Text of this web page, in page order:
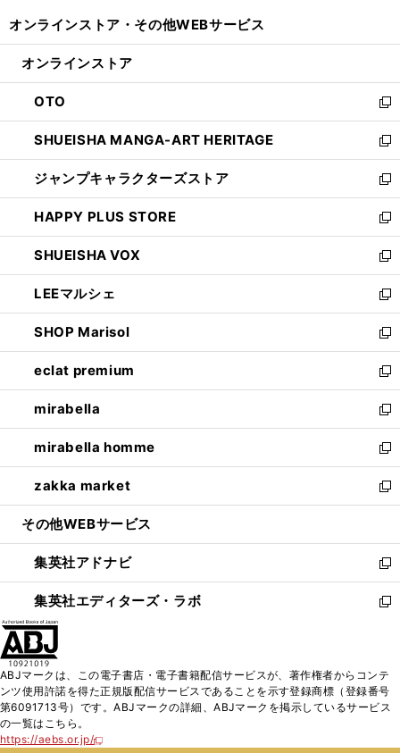
開
ン
ウ
で
開
く
ウ
ン
ド
ウ
で
開
く
オンラインストア・ その他WEBサービス
オンラインストア
OTO
新
し
い
ウ
ィ
ン
ド
ウ
で
開
く
SHUEISHA MANGA-ART HERITAGE
新
し
い
ウ
ィ
ン
ド
ウ
で
開
く
ジャンプキャラクターズストア
新
し
い
ウ
ィ
ン
ド
ウ
で
開
く
HAPPY PLUS STORE
新
し
い
ウ
ィ
ン
ド
ウ
で
開
く
SHUEISHA VOX
新
し
い
ウ
ィ
ン
ド
ウ
で
開
く
LEEマルシェ
新
し
い
ウ
ィ
ン
ド
ウ
で
開
く
SHOP Marisol
新
し
い
ウ
ィ
ン
ド
ウ
で
開
eclat premium
新
し
い
ウ
ィ
ン
ド
ウ
開
く
mirabella
新
し
い
ウ
ィ
ン
ウ
で
開
く
mirabella homme
新
し
い
ウ
ン
ド
ウ
で
zakka market
新
し
ウ
ィ
ン
ド
く
その他WEBサービス
集英社アドナビ
新
し
い
ド
ウ
で
集英社エディターズ・ラボ
新
ィ
ン
ABJマークは、この電子書店・電子書籍配信サービスが、著作権者からコンテ
ンツ使用許諾を得た正規版配信サービスであることを示す登録商標（登録番号
第6091713号）です。ABJマークの詳細、ABJマークを掲示しているサービス
の一覧はこちら。
https://aebs.or.jp/
新